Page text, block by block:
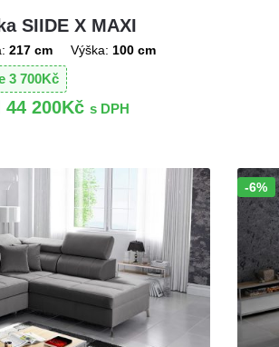
SIIDE X MAXI
217 cm Výška: 100 cm
3 700Kč
44 200Kč s DPH
-6%